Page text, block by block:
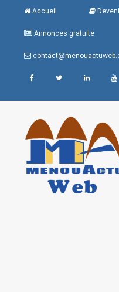
Accueil
Annonces gratuite